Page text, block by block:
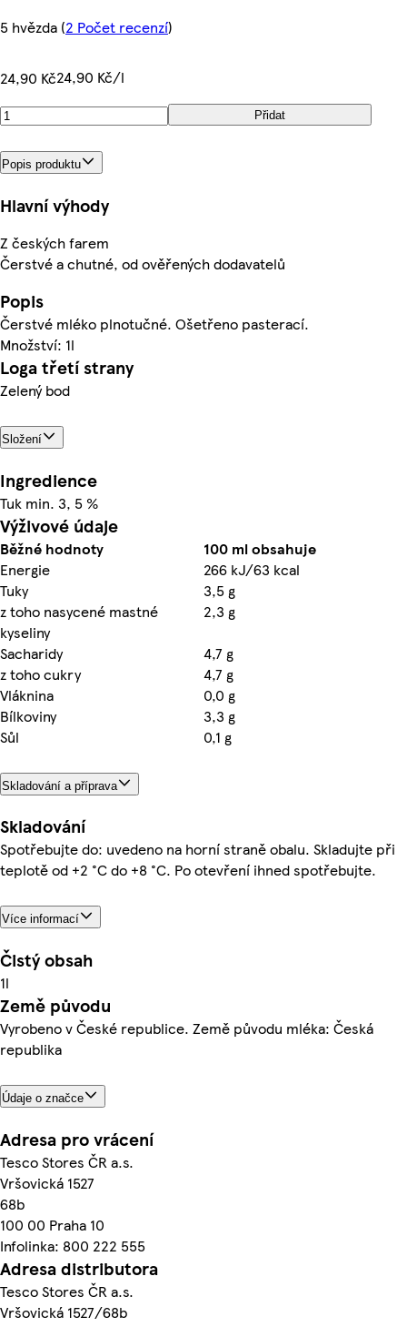
5 hvězda (2 Počet recenzí)
24,90 Kč24,90 Kč/l
Přidat
Popis produktu
Hlavní výhody
Z českých farem
Čerstvé a chutné, od ověřených dodavatelů
Popis
Čerstvé mléko plnotučné. Ošetřeno pasterací.
Množství: 1l
Loga třetí strany
Zelený bod
Složení
Ingredience
Tuk min. 3, 5 %
Výživové údaje
Běžné hodnoty
100 ml obsahuje
Energie
266 kJ/63 kcal
Tuky
3,5 g
z toho nasycené mastné
kyseliny
2,3 g
Sacharidy
4,7 g
z toho cukry
4,7 g
Vláknina
0,0 g
Bílkoviny
3,3 g
Sůl
0,1 g
Skladování a příprava
Skladování
Spotřebujte do: uvedeno na horní straně obalu. Skladujte při
teplotě od +2 °C do +8 °C. Po otevření ihned spotřebujte.
Více informací
Čistý obsah
1l
Země původu
Vyrobeno v České republice. Země původu mléka: Česká
republika
Údaje o značce
Adresa pro vrácení
Tesco Stores ČR a.s.
Vršovická 1527
68b
100 00 Praha 10
Infolinka: 800 222 555
Adresa distributora
Tesco Stores ČR a.s.
Vršovická 1527/68b